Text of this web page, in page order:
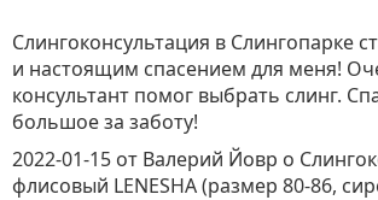
Слингоконсультация в Слингопарке
и настоящим спасением для меня!
консультант помог выбрать слинг.
большое за заботу!
2022-01-15 от Валерий Йовр о
флисовый LENESHA (размер 80-86,